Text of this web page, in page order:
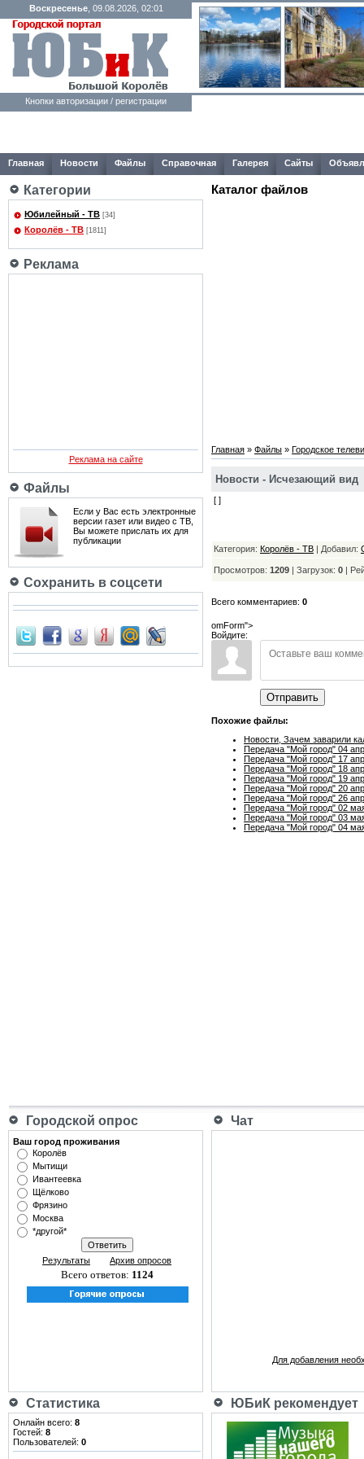
Воскресенье, 09.08.2026, 02:01
Кнопки авторизации / регистрации
Главная Новости Файлы Справочная Галерея Сайты
Категории
Юбилейный - ТВ [34]
Королёв - ТВ [1811]
Реклама
Реклама на сайте
Файлы
Если у Вас есть электронные
версии газет или видео с ТВ,
Вы можете прислать их для
публикации
Сохранить в соцсети
Каталог файлов
Главная » Файлы » Городское
Новости - Исчезающий вид
[ ]
Категория: Королёв - ТВ | Добавил:
Просмотров: 1209 | Загрузок: 0 |
Всего комментариев: 0
omForm">
Войдите:
Отправить
Похожие файлы:
Новости, Зачем заварили
Передача "Мой город" 04
Передача "Мой город" 17
Передача "Мой город" 18
Передача "Мой город" 19
Передача "Мой город" 20
Передача "Мой город" 26
Передача "Мой город" 02
Передача "Мой город" 03
Передача "Мой город" 04
Городской опрос Чат
Ваш город проживания
Королёв
Мытищи
Ивантеевка
Щёлково
Фрязино
Москва
*другой*
Результаты Архив опросов
Всего ответов: 1124
Для добавления
Статистика ЮБиК рекомендует
Онлайн всего: 8
Гостей: 8
Пользователей: 0